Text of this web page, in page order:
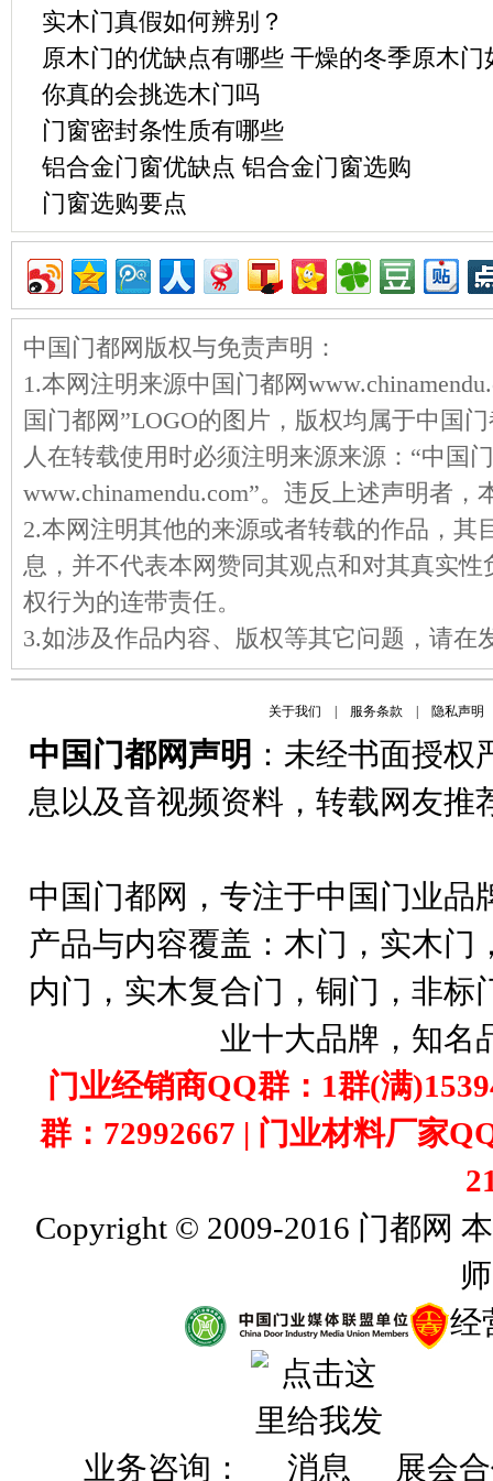
实木门真假如何辨别？
原木门的优缺点有哪些 干燥的冬季原木门
你真的会挑选木门吗
门窗密封条性质有哪些
铝合金门窗优缺点 铝合金门窗选购
门窗选购要点
中国门都网版权与免责声明：
1.本网注明来源中国门都网
国门都网”LOGO的图片，版权均属于中国
人在转载使用时必须注明来源来源：“中国
www.chinamendu.com”。违反上述声明者
2.本网注明其他的来源或者转载的作品，其
息，并不代表本网赞同其观点和对其真实
权行为的连带责任。
3.如涉及作品内容、版权等其它问题，请在
关于我们 | 服务条款 | 隐私声明
中国门都网声明 ：未经书面授
息以及音视频资料，转载网友
中国门都网，专注于中国门业
产品与内容覆盖：木门，实木
内门，实木复合门，铜门，非
业十大品牌，知名
门业经销商QQ群：1群(满
群：72992667 | 门业材料厂家
Copyright © 2009-2016 门都网
经
业务咨询： 展会